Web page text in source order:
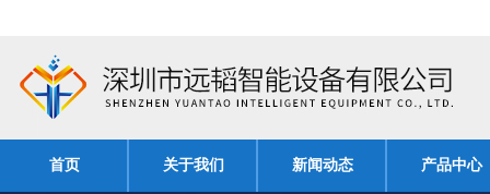
首页 关于我们 新闻动态 产品中心